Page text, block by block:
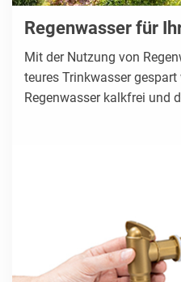
Regenwasser für
Mit der Nutzung von
teures Trinkwasser
Regenwasser kalkfrei und